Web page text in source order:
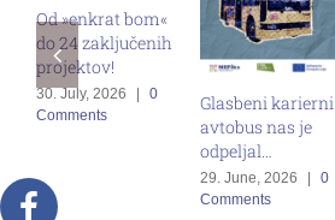
Od »enkrat bom«
do 24 zaključenih
projektov!
30. July, 2026 |
0
Comments
Glasbeni karierni
avtobus nas je
odpeljal…
29. June, 2026
0
Comments